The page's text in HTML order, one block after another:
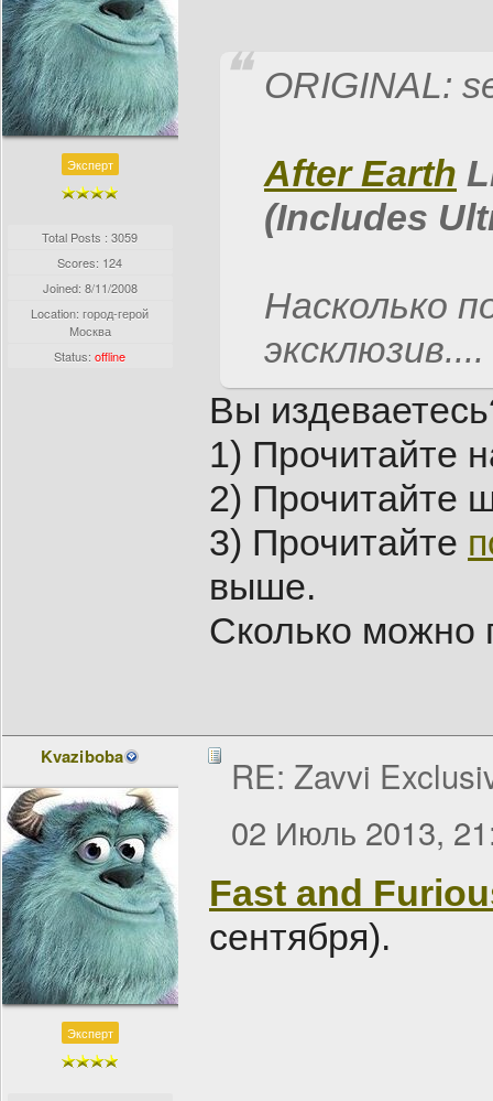
Эксперт
Total Posts : 3059
Scores: 124
Joined: 8/11/2008
Location: город-герой
Москва
Status:offline
ORIGINAL:
After Earth
(Includes
Насколько
эксклюзив....
Вы
1) Прочитайте
2) Прочитайте
3) Прочитайте
выше.
Сколько можно
Kvaziboba
Эксперт
RE: Zavvi
02 Июль 2013,
Fast and
сентября).